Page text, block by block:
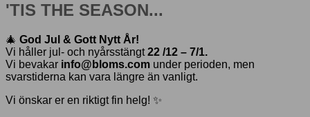
'TIS THE SEASON...
🎄 God Jul & Gott Nytt År!
Vi håller jul- och nyårsstängt22 /12 – 7/1.
Vi bevakar info@bloms.com under perioden, men
svarstiderna kan vara längre än vanligt.
Vi önskar er en riktigt fin helg! ✨